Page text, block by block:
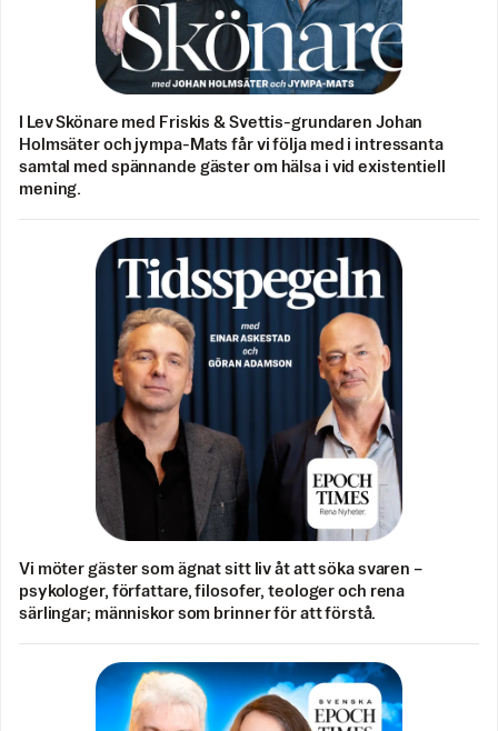
I Lev Skönare med Friskis & Svettis-grundaren Johan
Holmsäter och jympa-Mats får vi följa med i intressanta
samtal med spännande gäster om hälsa i vid existentiell
mening.
Vi möter gäster som ägnat sitt liv åt att söka svaren –
psykologer, författare, filosofer, teologer och rena
särlingar; människor som brinner för att förstå.